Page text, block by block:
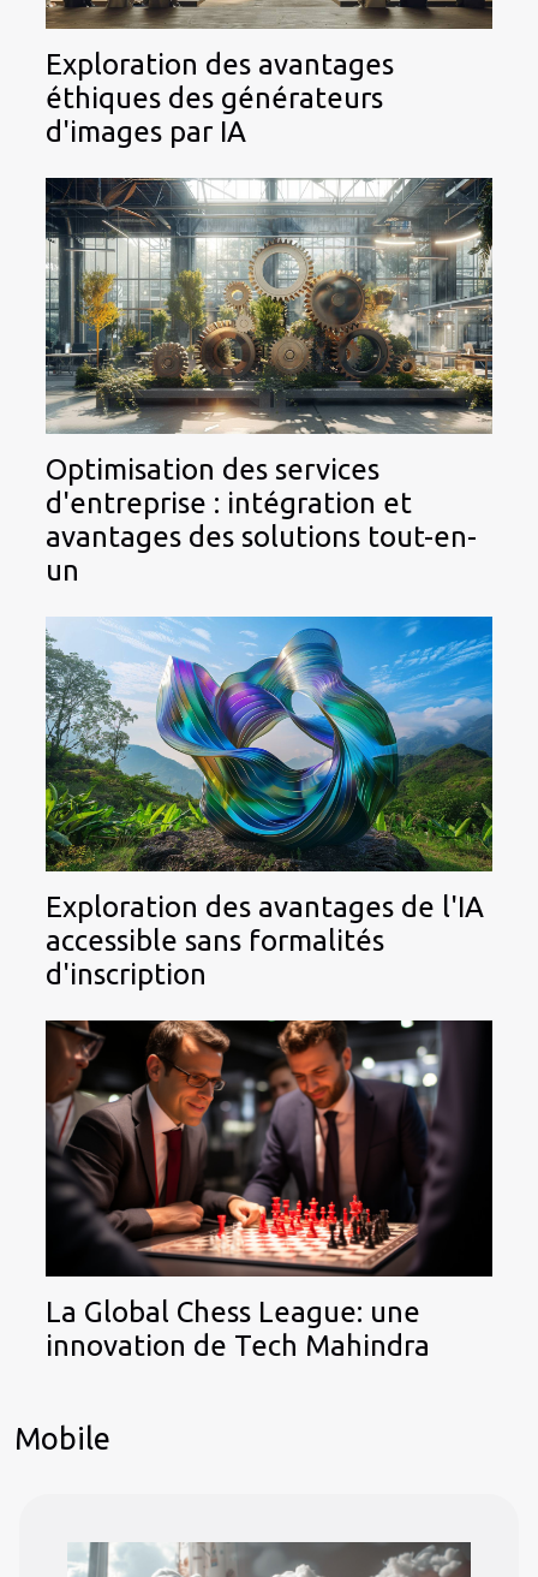
Exploration des avantages
éthiques des générateurs
d'images par IA
Optimisation des services
d'entreprise : intégration et
avantages des solutions tout-en-
un
Exploration des avantages de l'IA
accessible sans formalités
d'inscription
La Global Chess League: une
innovation de Tech Mahindra
Mobile